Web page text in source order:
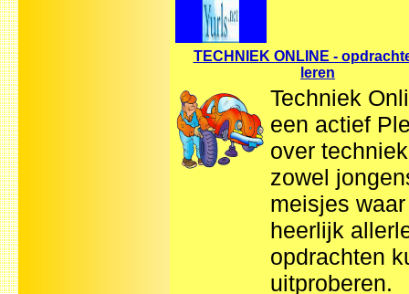
TECHNIEK ONLINE -
leren
Techniek
een actief
over
zowel
meisjes
heerlijk
opdrachten
uitproberen.